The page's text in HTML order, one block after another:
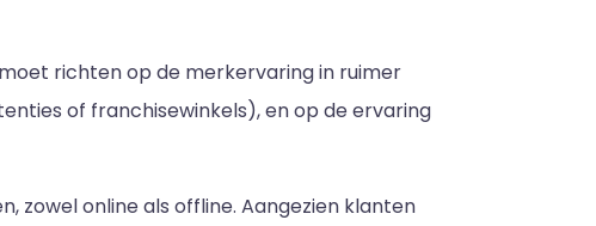
richten op de merkervaring in ruimer
of franchisewinkels), en op de ervaring
zowel online als offline. Aangezien klanten